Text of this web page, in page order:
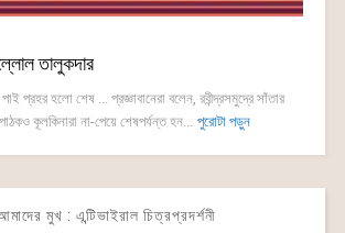
তালুকদার
প্রহর হলো শেষ ... প্রজ্ঞাবানেরা বলেন, রবীন্দ্রসমুদ্রে সাঁতার
কূলকিনারা না-পেয়ে শেষপর্যন্ত হন... পুরোটা পড়ুন
আমাদের মুখ : এন্টিভাইরাল চিত্রপ্রদর্শনী